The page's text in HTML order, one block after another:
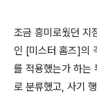
조금 흥미로웠던 지
인 [미스터 홈즈]의
를 적용했는가 하는
로 분류했고, 사기